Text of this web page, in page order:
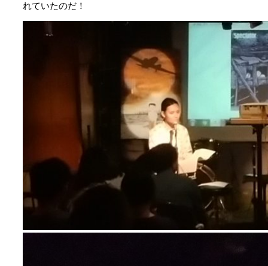
れていたのだ！